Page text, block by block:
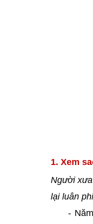
1. Xem
Người
lại luân
-